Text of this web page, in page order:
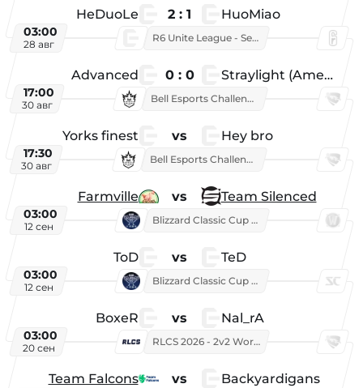
HeDuoLe 2 : 1 HuoMiao
03:00
28 авг
R6 Unite League - Season 1
Advanced 0 : 0 Straylight (American team)
17:00
30 авг
Bell Esports Challenge 2026
Yorks finest vs Hey bro
17:30
30 авг
Bell Esports Challenge 2026
Farmville vs Team Silenced
03:00
12 сен
Blizzard Classic Cup 2026
ToD vs TeD
03:00
12 сен
Blizzard Classic Cup 2026
BoxeR vs Nal_rA
03:00
20 сен
RLCS 2026 - 2v2 World Championship
Team Falcons vs Backyardigans